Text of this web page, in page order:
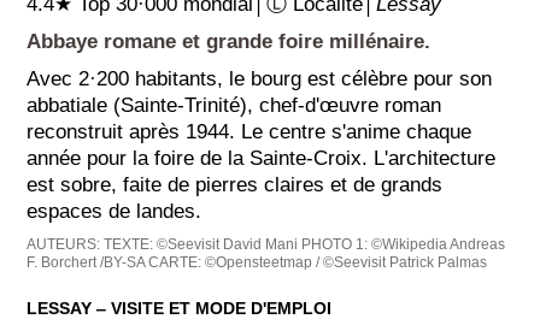
Abbaye romane et grande foire millénaire.
Avec 2·200 habitants, le bourg est célèbre pour son
abbatiale (Sainte-Trinité), chef-d'œuvre roman
reconstruit après 1944. Le centre s'anime chaque
année pour la foire de la Sainte-Croix. L'architecture
est sobre, faite de pierres claires et de grands
espaces de landes.
AUTEURS:TEXTE: ©Seevisit David Mani PHOTO 1: ©Wikipedia Andreas
F. Borchert /BY-SA CARTE: ©Opensteetmap / ©Seevisit Patrick Palmas
LESSAY ‒ VISITE ET MODE D'EMPLOI